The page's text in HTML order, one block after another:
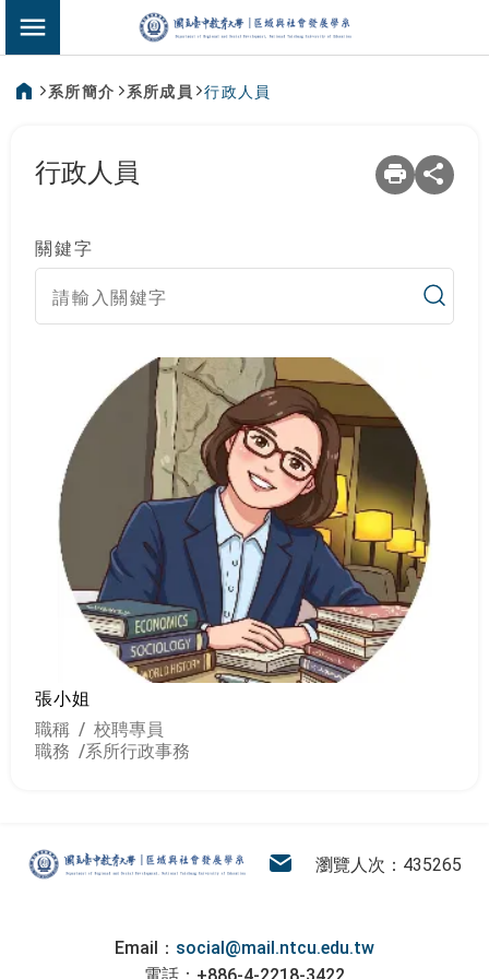
切換選單
系所簡介 系所成員 行政人員
行政人員
關鍵字
張小姐
職稱 / 校聘專員
職務 /系所行政事務
::: 瀏覽人次：435265
區域與社會發展學系
電子信箱
Email： social@mail.ntcu.edu.tw
電話：+886-4-2218-3422